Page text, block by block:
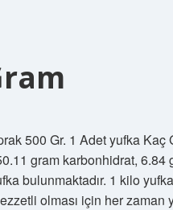
500 Gr. 1 Adet yufka
gram karbonhidrat, 6.84
bulunmaktadır. 1 kilo
olması için her zaman